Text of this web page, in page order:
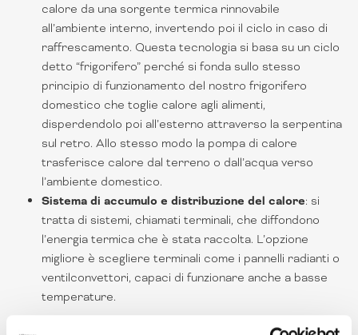
calore da una sorgente termica rinnovabile
all’ambiente interno, invertendo poi il ciclo in caso di
raffrescamento. Questa tecnologia si basa su un ciclo
detto “frigorifero” perché si fonda sullo stesso
principio di funzionamento del nostro frigorifero
domestico che toglie calore agli alimenti,
disperdendolo poi all’esterno attraverso la serpentina
sul retro. Allo stesso modo la pompa di calore
trasferisce calore dal terreno o dall’acqua verso
l’ambiente domestico.
Sistema di accumulo e distribuzione del calore: si
tratta di sistemi, chiamati terminali, che diffondono
l’energia termica che è stata raccolta. L’opzione
migliore è scegliere terminali come i pannelli radianti o
ventilconvettori, capaci di funzionare anche a basse
temperature.